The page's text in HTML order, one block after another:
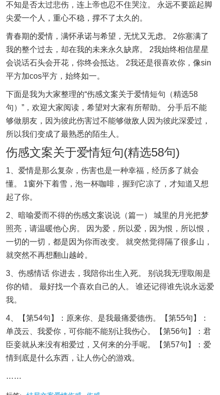
不知是否太过悲伤，连上帝也忍不住哭泣。 永远不要踮起脚
尖爱一个人，重心不稳，撑不了太久的。
青春期的爱情，满怀承诺与希望，无忧又无虑。 2你塞满了
我的整个过去，却在我的未来永久缺席。 2我始终相信星星
会说话石头会开花，你终会抵达。 2我还是很喜欢你，像sin
平方加cos平方，始终如一。
下面是我为大家整理的“伤感文案关于爱情短句（精选58
句）”，欢迎大家阅读，希望对大家有所帮助。 分手后不能
够做朋友，因为彼此伤害过不能够做敌人因为彼此深爱过，
所以我们变成了最熟悉的陌生人。
伤感文案关于爱情短句(精选58句)
1、爱情是那么复杂，伤害也是一种幸福，经历多了就会
懂。 1窗外下着雪，泡一杯咖啡，握到它凉了，才知道又想
起了你。
2、暗喻爱而不得的伤感文案说说（篇一） 城里的月光把梦
照亮，请温暖他心房。 因为爱，所以爱，因为恨，所以恨，
一切的一切，都是因为你而改变。 就突然觉得隔了很多山，
就突然不再想翻山越岭。
3、伤感情话 你进去，我陪你出生入死。 别说我无理取闹是
你的错。 最好找一个喜欢自己的人。 谁还记得谁先说永远爱
我。
4、【第54句】：原来你、是我最痛爱德伤。【第55句】：
单茂云、我爱你，可你能不能别让我伤心。【第56句】：君
臣妾就从来没有相爱过，又何来的分手呢。【第57句】：爱
情到底是什么东西，让人伤心的游戏。
……